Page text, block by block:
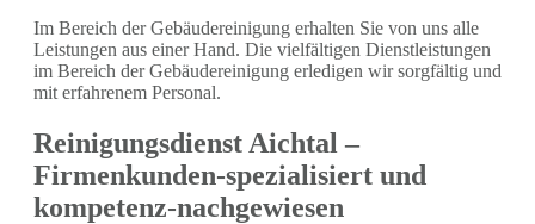
Im Bereich der Gebäudereinigung erhalten Sie von uns alle
Leistungen aus einer Hand. Die vielfältigen Dienstleistungen
im Bereich der Gebäudereinigung erledigen wir sorgfältig und
mit erfahrenem Personal.
Reinigungsdienst Aichtal –
Firmenkunden-spezialisiert und
kompetenz-nachgewiesen